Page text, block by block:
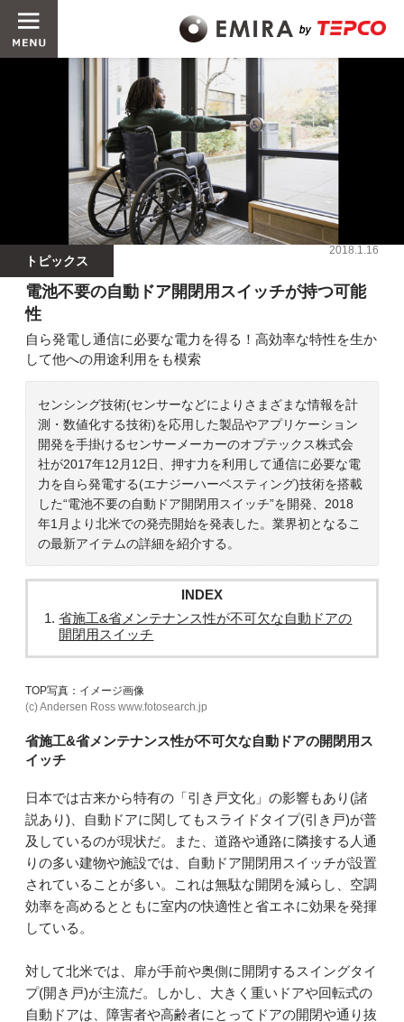
トピックス
2018.1.16
電池不要の自動ドア開閉用スイッチが持つ可能
性
自ら発電し通信に必要な電力を得る！高効率な特性を生か
して他への用途利用をも模索
センシング技術(センサーなどによりさまざまな情報を計
測・数値化する技術)を応用した製品やアプリケーション
開発を手掛けるセンサーメーカーのオプテックス株式会
社が2017年12月12日、押す力を利用して通信に必要な電
力を自ら発電する(エナジーハーベスティング)技術を搭載
した“電池不要の自動ドア開閉用スイッチ”を開発、2018
年1月より北米での発売開始を発表した。業界初となるこ
の最新アイテムの詳細を紹介する。
INDEX
省施工&省メンテナンス性が不可欠な自動ドアの
開閉用スイッチ
TOP写真：イメージ画像
(c) Andersen Ross www.fotosearch.jp
省施工&省メンテナンス性が不可欠な自動ドアの開閉用ス
イッチ
日本では古来から特有の「引き戸文化」の影響もあり(諸
説あり)、自動ドアに関してもスライドタイプ(引き戸)が普
及しているのが現状だ。また、道路や通路に隣接する人通
りの多い建物や施設では、自動ドア開閉用スイッチが設置
されていることが多い。これは無駄な開閉を減らし、空調
効率を高めるとともに室内の快適性と省エネに効果を発揮
している。
対して北米では、扉が手前や奥側に開閉するスイングタイ
プ(開き戸)が主流だ。しかし、大きく重いドアや回転式の
自動ドアは、障害者や高齢者にとってドアの開閉や通り抜